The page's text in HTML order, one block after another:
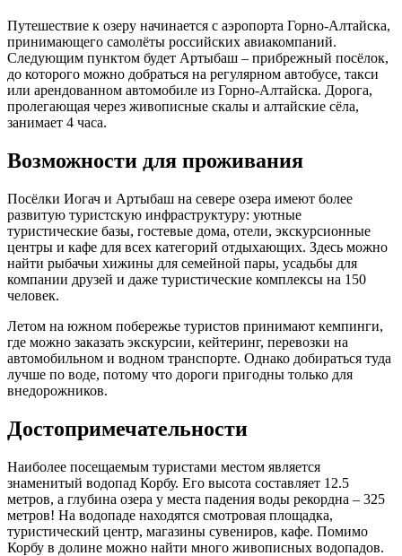
Путешествие к озеру начинается с аэропорта Горно-Алтайска,
принимающего самолёты российских авиакомпаний.
Следующим пунктом будет Артыбаш – прибрежный посёлок,
до которого можно добраться на регулярном автобусе, такси
или арендованном автомобиле из Горно-Алтайска. Дорога,
пролегающая через живописные скалы и алтайские сёла,
занимает 4 часа.
Возможности для проживания
Посёлки Иогач и Артыбаш на севере озера имеют более
развитую туристскую инфраструктуру: уютные
туристические базы, гостевые дома, отели, экскурсионные
центры и кафе для всех категорий отдыхающих. Здесь можно
найти рыбачьи хижины для семейной пары, усадьбы для
компании друзей и даже туристические комплексы на 150
человек.
Летом на южном побережье туристов принимают кемпинги,
где можно заказать экскурсии, кейтеринг, перевозки на
автомобильном и водном транспорте. Однако добираться туда
лучше по воде, потому что дороги пригодны только для
внедорожников.
Достопримечательности
Наиболее посещаемым туристами местом является
знаменитый водопад Корбу. Его высота составляет 12.5
метров, а глубина озера у места падения воды рекордна – 325
метров! На водопаде находятся смотровая площадка,
туристический центр, магазины сувениров, кафе. Помимо
Корбу в долине можно найти много живописных водопадов.